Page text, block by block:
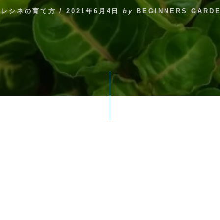
シネの育て方/ 2021年6月4日 by BEGINNERS